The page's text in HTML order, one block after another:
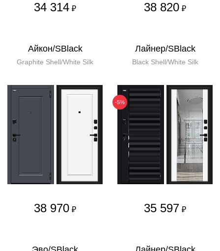
34 314 ₽ 38 820 ₽
Айкон/SBlack
Graphite Shell/White Silk
38 970 ₽
Лайнер/SBlack
Black Shell/White Silk
-5%
35 597 ₽